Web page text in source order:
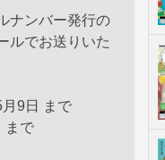
ナンバー発行の
ルでお送りいた
9日 まで
まで